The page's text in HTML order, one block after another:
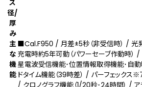
ス
径/
厚
み
主
な
機
能
■Cal.F950 / 月差±5秒（非受信時） / 光
充電時約5年可動（パワーセーブ作動時）
星電波受信機能･位置情報取得機能･自
ドタイム機能（39時差） / パーフェックス
/ クロノグラフ機能（1/20秒･24時間） /